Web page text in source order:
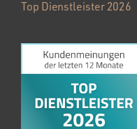
Top Dienstleister 2026